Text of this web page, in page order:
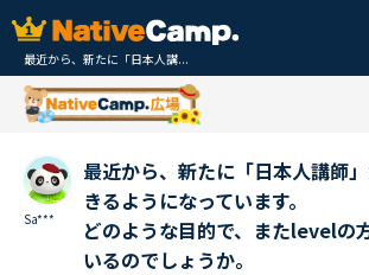
最近から、新たに「日本人講...
Sa***
最近から、新たに「日本人講師
きるようになっています。
どのような目的で、またlevelの
いるのでしょうか。